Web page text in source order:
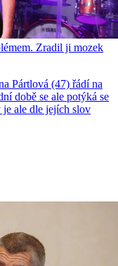
Zradil ji mozek
Pártlová (47) řádí na
době se ale potýká se
ale dle jejích slov